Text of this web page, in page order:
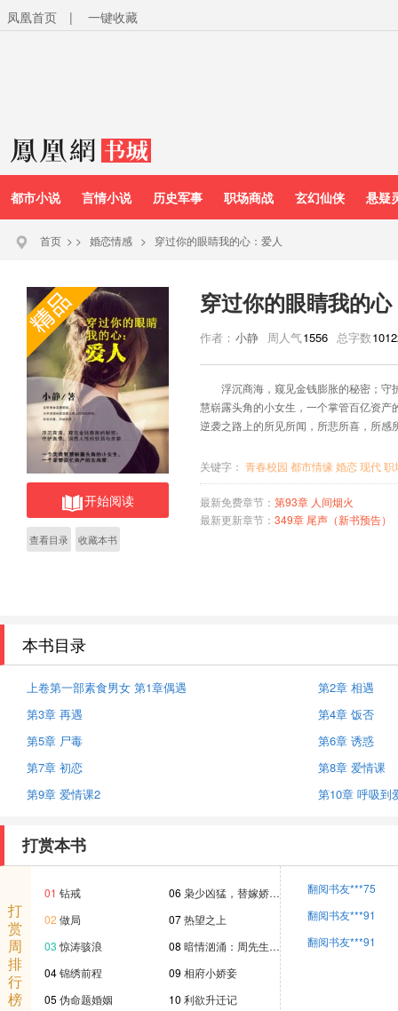
凤凰首页 | 一键收藏
都市小说 言情小说 历史军事 职场商战 玄幻仙侠 悬疑
首页 > > 婚恋情感 > 穿过你的眼睛我的心：爱人
开始阅读
查看目录 收藏本书
穿过你的眼睛我的
作者： 小静 周人气1556 总字数
浮沉商海，窥见金钱膨胀的秘密；守
慧崭露头角的小女生，一个掌管百亿资
逆袭之路上的所见所闻，所悲所喜，所感
关键字： 青春校园 都市情缘婚恋现代职
最新免费章节： 第93章 人间烟火
最新更新章节： 349章 尾声（新书预告）
本书目录
上卷第一部素食男女 第1章偶遇
第2章 相遇
第3章 再遇
第4章 饭否
第5章 尸毒
第6章 诱惑
第7章 初恋
第8章 爱情课
第9章 爱情课2
第10章 呼吸到
打赏本书
打
赏
周
排
行
榜
01 钻戒
02 做局
03 惊涛骇浪
04锦绣前程
05 伪命题婚姻
06 枭少凶猛，替嫁娇…
07热望之上
08 暗情汹涌：周先生…
09 相府小娇妾
10 利欲升迁记
翻阅书友***75
翻阅书友***91
翻阅书友***91